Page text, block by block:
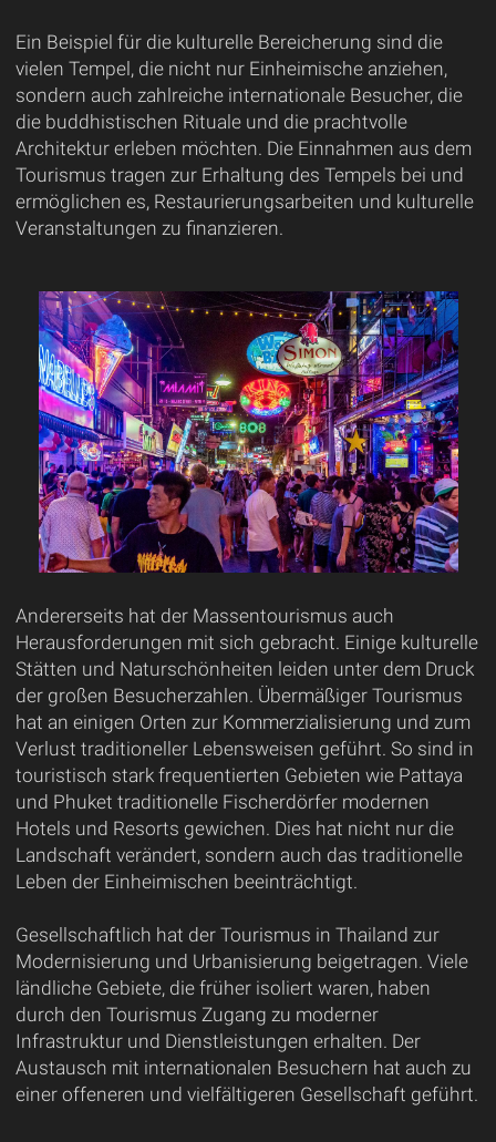
Ein Beispiel für die kulturelle Bereicherung sind die
vielen Tempel, die nicht nur Einheimische anziehen,
sondern auch zahlreiche internationale Besucher, die
die buddhistischen Rituale und die prachtvolle
Architektur erleben möchten. Die Einnahmen aus dem
Tourismus tragen zur Erhaltung des Tempels bei und
ermöglichen es, Restaurierungsarbeiten und kulturelle
Veranstaltungen zu finanzieren.
Andererseits hat der Massentourismus auch
Herausforderungen mit sich gebracht. Einige kulturelle
Stätten und Naturschönheiten leiden unter dem Druck
der großen Besucherzahlen. Übermäßiger Tourismus
hat an einigen Orten zur Kommerzialisierung und zum
Verlust traditioneller Lebensweisen geführt. So sind in
touristisch stark frequentierten Gebieten wie Pattaya
und Phuket traditionelle Fischerdörfer modernen
Hotels und Resorts gewichen. Dies hat nicht nur die
Landschaft verändert, sondern auch das traditionelle
Leben der Einheimischen beeinträchtigt.
Gesellschaftlich hat der Tourismus in Thailand zur
Modernisierung und Urbanisierung beigetragen. Viele
ländliche Gebiete, die früher isoliert waren, haben
durch den Tourismus Zugang zu moderner
Infrastruktur und Dienstleistungen erhalten. Der
Austausch mit internationalen Besuchern hat auch zu
einer offeneren und vielfältigeren Gesellschaft geführt.